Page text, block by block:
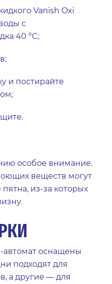
Vanish Oxi
с
40 °C;
и постирайте
особое внимание.
веществ могут
из-за которых
оснащены
подходят для
а другие — для